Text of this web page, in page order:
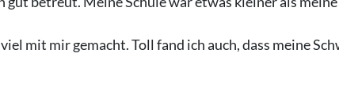
mit mir gemacht. Toll fand ich auch, dass meine